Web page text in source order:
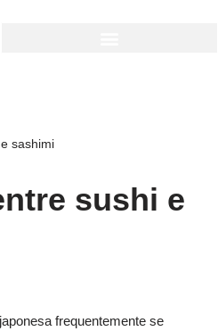
sashimi
sushi e
frequentemente se